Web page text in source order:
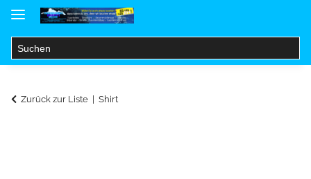
Zurück zur Liste Shirt